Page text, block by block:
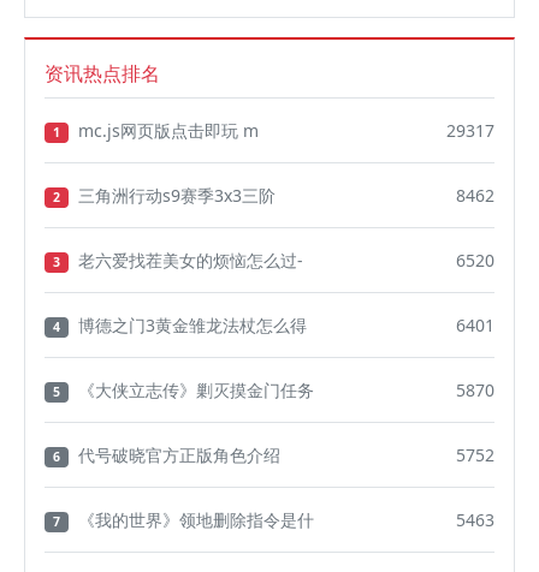
资讯热点排名
1 mc.js网页版点击即玩 m 29317
2 三角洲行动s9赛季3x3三阶 8462
3 老六爱找茬美女的烦恼怎么过- 6520
4 博德之门3黄金雏龙法杖怎么得 6401
5 《大侠立志传》剿灭摸金门任务 5870
6 代号破晓官方正版角色介绍 5752
7 《我的世界》领地删除指令是什 5463